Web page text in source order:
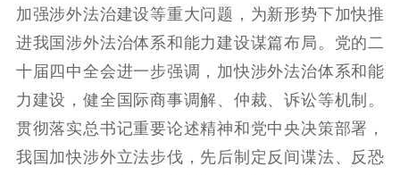
文化产业
统计分析
数字出版
审读服务
新闻发布工作备
案管理系统
电影
服务
理论宣讲
共建共享平台
政工继续教育学
习平台
责任编辑注册
业务申报系统
加强涉外法治建设等重大问题，为新形势下加快推
进我国涉外法治体系和能力建设谋篇布局。党的二
十届四中全会进一步强调，加快涉外法治体系和能
力建设，健全国际商事调解、仲裁、诉讼等机制。
贯彻落实总书记重要论述精神和党中央决策部署，
我国加快涉外立法步伐，先后制定反间谍法、反恐